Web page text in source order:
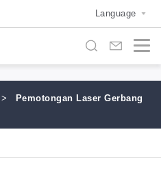
Language
>
Pemotongan Laser Gerbang